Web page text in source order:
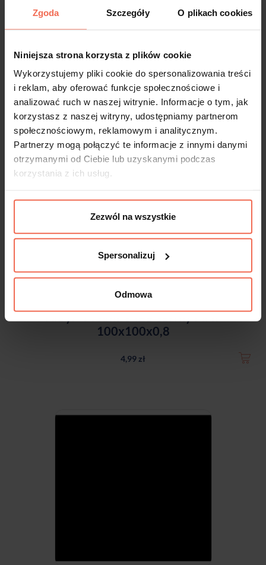
Zgoda Szczegóły O plikach cookies
Niniejsza strona korzysta z plików cookie
Wykorzystujemy pliki cookie do spersonalizowania treści
i reklam, aby oferować funkcje społecznościowe i
analizować ruch w naszej witrynie. Informacje o tym, jak
korzystasz z naszej witryny, udostępniamy partnerom
społecznościowym, reklamowym i analitycznym.
Partnerzy mogą połączyć te informacje z innymi danymi
otrzymanymi od Ciebie lub uzyskanymi podczas
korzystania z ich usług.
Zezwól na wszystkie
Spersonalizuj
Odmowa
Akryl - Próbka 6725 Biały Aarktyczny
POŁYSK (forner 11046) 100x100x0,8
4,99 zł
100x100x0,8
4,99 zł